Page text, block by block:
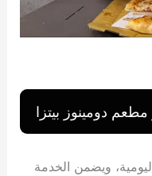
دومينوز بيتزا
ويضمن الخدمة